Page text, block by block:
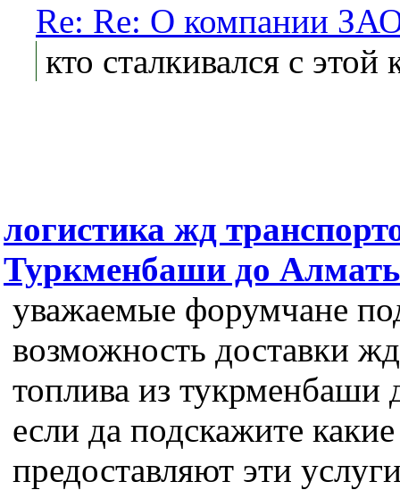
Re: Re: О компании
кто сталкивался с этой
логистика жд
Туркменбаши до
уважаемые форумчане
возможность доставки
топлива из
если да подскажите
предоставляют эти